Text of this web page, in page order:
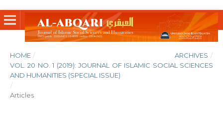
HOME / ARCHIVES /
VOL. 20 NO. 1 (2019): JOURNAL OF ISLAMIC SOCIAL SCIENCES
AND HUMANITIES (SPECIAL ISSUE)
/
Articles